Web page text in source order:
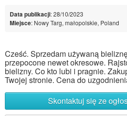
Data publikacji: 28/10/2023
Miejsce: Nowy Targ, małopolskie, Poland
Cześć. Sprzedam używaną
przepocone newet okresowe.
bielizny. Co kto lubi i pragnie.
Twojej stronie. Cena do
Skontaktuj się ze